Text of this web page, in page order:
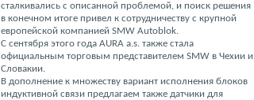
сталкивались с описанной проблемой, и поиск решения
в конечном итоге привел к сотрудничеству с крупной
европейской компанией SMW Autoblok.
С сентября этого года AURA a.s. также стала
официальным торговым представителем SMW в Чехии и
Словакии.
В дополнение к множеству вариант исполнения блоков
индуктивной связи предлагаем также датчики для